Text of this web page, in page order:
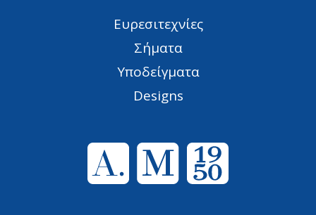
Ευρεσιτεχνίες
Σήματα
Υποδείγματα
Designs